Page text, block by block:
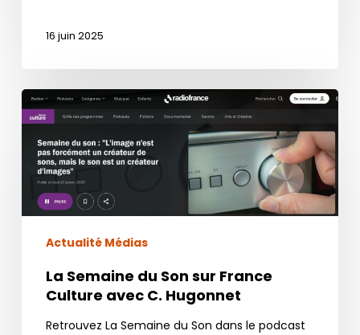
16 juin 2025
La
Semaine
Son
sur
France
avec
Hugonnet
Actualité Médias
La Semaine du Son sur France
Culture avec C. Hugonnet
Retrouvez La Semaine du Son dans le podcast